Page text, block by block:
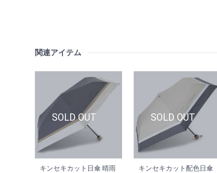
関連アイテム
キンセキカット日傘 晴雨
キンセキカット配色日傘